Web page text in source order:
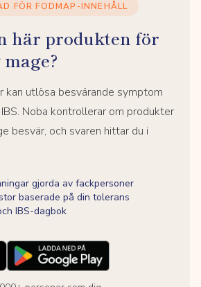
FÖR FODMAP-INNEHÅLL
här produkten för
kan utlösa besvärande symptom
Noba kontrollerar om produkter
besvär, och svaren hittar du i
gjorda av fackpersoner
baserade på din tolerans
IBS-dagbok